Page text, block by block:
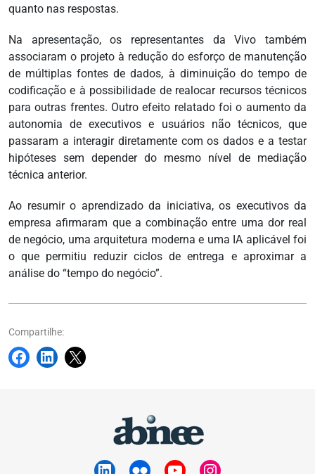
quanto nas respostas.
Na apresentação, os representantes da Vivo também
associaram o projeto à redução do esforço de manutenção
de múltiplas fontes de dados, à diminuição do tempo de
codificação e à possibilidade de realocar recursos técnicos
para outras frentes. Outro efeito relatado foi o aumento da
autonomia de executivos e usuários não técnicos, que
passaram a interagir diretamente com os dados e a testar
hipóteses sem depender do mesmo nível de mediação
técnica anterior.
Ao resumir o aprendizado da iniciativa, os executivos da
empresa afirmaram que a combinação entre uma dor real
de negócio, uma arquitetura moderna e uma IA aplicável foi
o que permitiu reduzir ciclos de entrega e aproximar a
análise do “tempo do negócio”.
Compartilhe: